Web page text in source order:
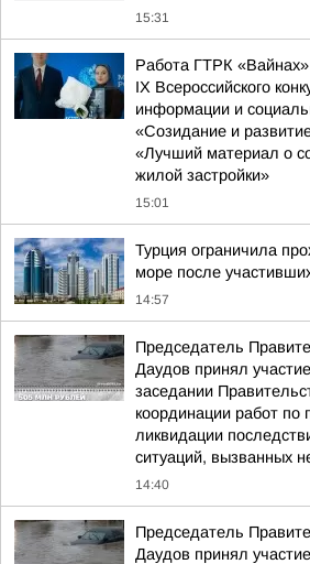
15:31
Работа ГТРК
ІХ Всероссийского
информации и
«Созидание и
«Лучший материал о
жилой застройки»
15:01
Турция ограничила
море после
14:57
Председатель
Даудов принял
заседании
координации работ
ликвидации
ситуаций, вызванных
14:40
Председатель
Даудов принял